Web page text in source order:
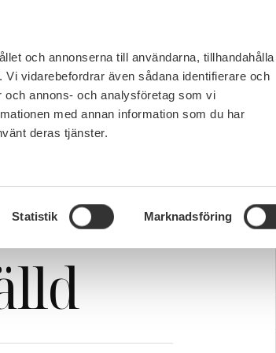
och annonserna till användarna, tillhandahålla
vidarebefordrar även sådana identifierare och
annons- och analysföretag som vi
med annan information som du har
deras tjänster.
Statistik Marknadsföring
VILLKOR SULF TYCKER FRÅGOR OCH
blir